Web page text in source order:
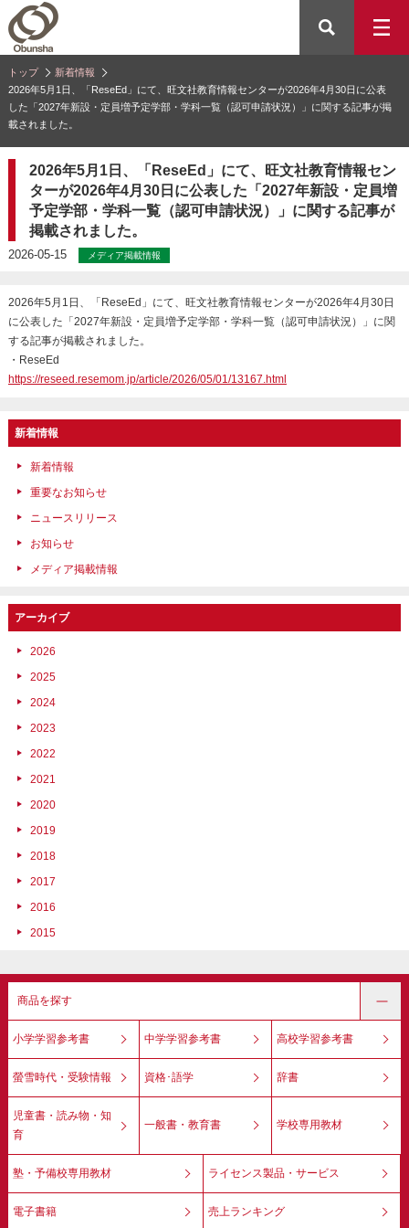
トップ
新着情報
2026年5月1日、「ReseEd」にて、旺文社教育情報センターが2026年4月30日に公表
した「2027年新設・定員増予定学部・学科一覧（認可申請状況）」に関する記事が掲
載されました。
2026年5月1日、「ReseEd」にて、旺文社教育情報セン
ターが2026年4月30日に公表した「2027年新設・定員増
予定学部・学科一覧（認可申請状況）」に関する記事が
掲載されました。
2026-05-15 メディア掲載情報
2026年5月1日、「ReseEd」にて、旺文社教育情報センターが2026年4月30日
に公表した「2027年新設・定員増予定学部・学科一覧（認可申請状況）」に関
する記事が掲載されました。
・ReseEd
https://reseed.resemom.jp/article/2026/05/01/13167.html
新着情報
新着情報
重要なお知らせ
ニュースリリース
お知らせ
メディア掲載情報
アーカイブ
2026
2025
2024
2023
2022
2021
2020
2019
2018
2017
2016
2015
商品を探す
小学学習参考書 中学学習参考書 高校学習参考書
螢雪時代・受験情報 資格･語学 辞書
児童書・読み物・知
育
一般書・教育書 学校専用教材
塾・予備校専用教材 ライセンス製品・サービス
電子書籍 売上ランキング